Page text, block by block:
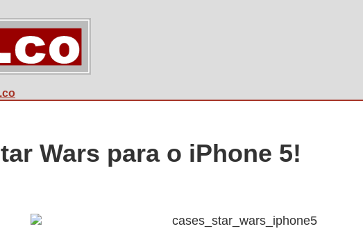
Wars para o iPhone 5!